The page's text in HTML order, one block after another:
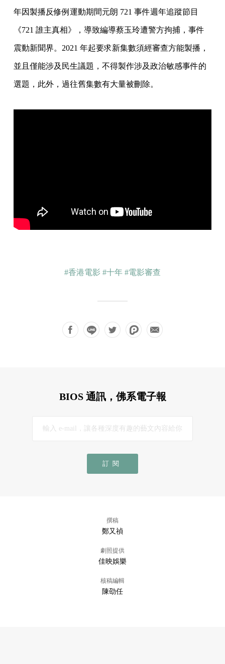
年因製播反修例運動期間元朗 721 事件週年追蹤節目
《721 誰主真相》，導致編導蔡玉玲遭警方拘捕，事件
震動新聞界。2021 年起要求新集數須經審查方能製播，
並且僅能涉及民生議題，不得製作涉及政治敏感事件的
選題，此外，過往舊集數有大量被刪除。
#香港電影 #十年 #電影審查
BIOS 通訊，佛系電子報
訂閱
撰稿
鄭又禎
劇照提供
佳映娛樂
核稿編輯
陳劭任